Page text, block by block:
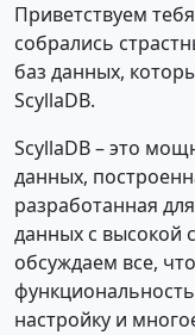
Приветствуем
собрались
баз данных,
ScyllaDB.
ScyllaDB – это
данных,
разработанная
данных с высокой
обсуждаем все,
настройку и